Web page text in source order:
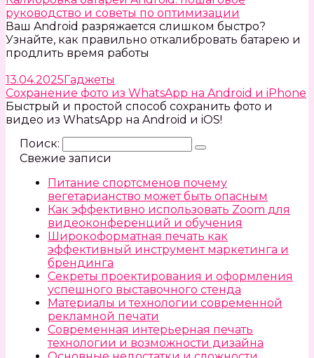
руководство и советы по оптимизации
Ваш Android разряжается слишком быстро?
Узнайте, как правильно откалибровать батарею и
продлить время работы
13.04.2025Гаджеты
Сохранение фото из WhatsApp на Android и iPhone
Быстрый и простой способ сохранить фото и
видео из WhatsApp на Android и iOS!
Поиск:
Свежие записи
Питание спортсменов почему
вегетарианство может быть опасным
Как эффективно использовать Zoom для
видеоконференций и обучения
Широкоформатная печать как
эффективный инструмент маркетинга и
брендинга
Секреты проектирования и оформления
успешного выставочного стенда
Материалы и технологии современной
рекламной печати
Современная интерьерная печать
технологии и возможности дизайна